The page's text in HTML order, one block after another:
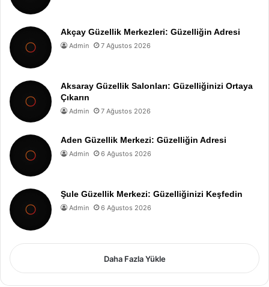
Akçay Güzellik Merkezleri: Güzelliğin Adresi
Admin 7 Ağustos 2026
Aksaray Güzellik Salonları: Güzelliğinizi Ortaya
Çıkarın
Admin 7 Ağustos 2026
Aden Güzellik Merkezi: Güzelliğin Adresi
Admin 6 Ağustos 2026
Şule Güzellik Merkezi: Güzelliğinizi Keşfedin
Admin 6 Ağustos 2026
Daha Fazla Yükle